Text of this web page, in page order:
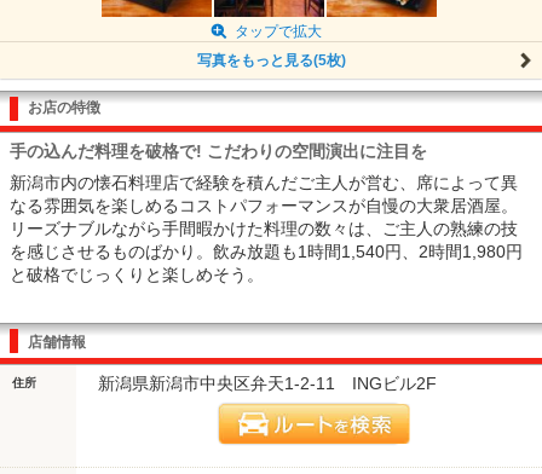
タップで拡大
写真をもっと見る(5枚)
お店の特徴
手の込んだ料理を破格で! こだわりの空間演出に注目を
新潟市内の懐石料理店で経験を積んだご主人が営む、席によって異
なる雰囲気を楽しめるコストパフォーマンスが自慢の大衆居酒屋。
リーズナブルながら手間暇かけた料理の数々は、ご主人の熟練の技
を感じさせるものばかり。飲み放題も1時間1,540円、2時間1,980円
と破格でじっくりと楽しめそう。
店舗情報
住所 新潟県新潟市中央区弁天1-2-11 INGビル2F